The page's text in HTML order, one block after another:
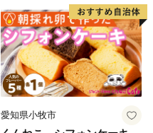
デコレーションケーキ ホー
ルケーキ 人形 かわいい こど
も
愛知県小牧市